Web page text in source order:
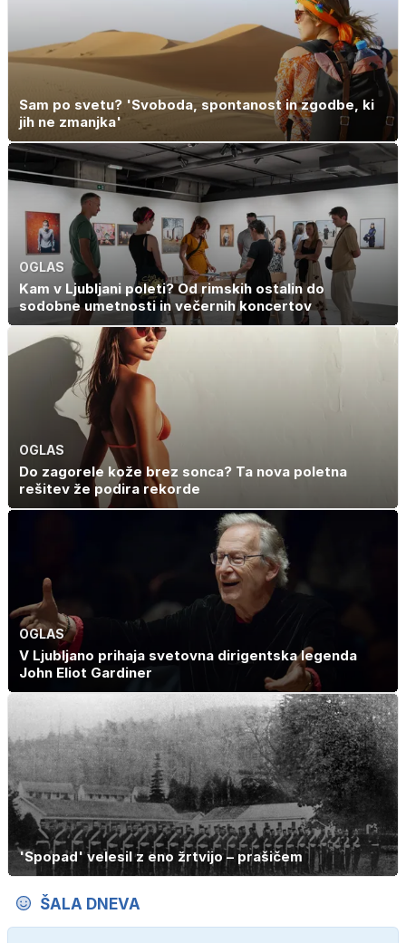
Sam po svetu? 'Svoboda, spontanost in zgodbe, ki
jih ne zmanjka'
OGLAS
Kam v Ljubljani poleti? Od rimskih ostalin do
sodobne umetnosti in večernih koncertov
OGLAS
Do zagorele kože brez sonca? Ta nova poletna
rešitev že podira rekorde
OGLAS
V Ljubljano prihaja svetovna dirigentska legenda
John Eliot Gardiner
'Spopad' velesil z eno žrtvijo – prašičem
ŠALA DNEVA